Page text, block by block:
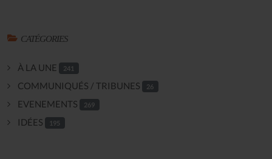
CATÉGORIES
À LA UNE 241
COMMUNIQUÉS / TRIBUNES 26
EVENEMENTS 269
IDÉES 195